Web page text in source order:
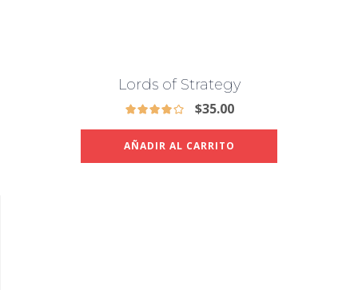
Lords of Strategy
$35.00
AÑADIR AL CARRITO